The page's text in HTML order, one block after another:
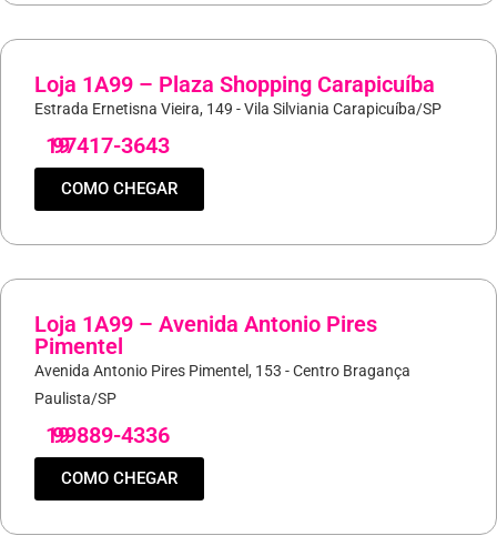
Loja 1A99 – Plaza Shopping Carapicuíba
Estrada Ernetisna Vieira, 149 - Vila Silviania Carapicuíba/SP
19
97417-3643
COMO CHEGAR
Loja 1A99 – Avenida Antonio Pires
Pimentel
Avenida Antonio Pires Pimentel, 153 - Centro Bragança
Paulista/SP
19
99889-4336
COMO CHEGAR